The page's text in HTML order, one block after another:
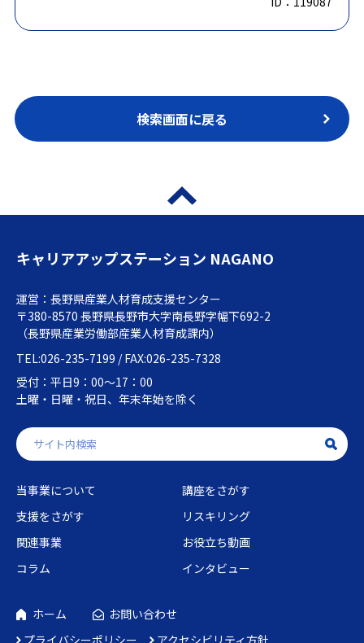
検索画面に戻る
キャリアアップステーション NAGANO
運営：長野県産業人材育成支援センター
〒380-8570 長野県長野市大字南長野字幅下692-2
（長野県産業労働部産業人材育成課内）
TEL:026-235-7199 / FAX:026-235-7328
受付：平日9：00～17：00
土曜・日曜・祝日、年末年始を除く
当事業について
講座をさがす
支援をさがす
リスキリング
関連事業
お役立ち動画
コラム
インタビュー
ホーム
お問い合わせ